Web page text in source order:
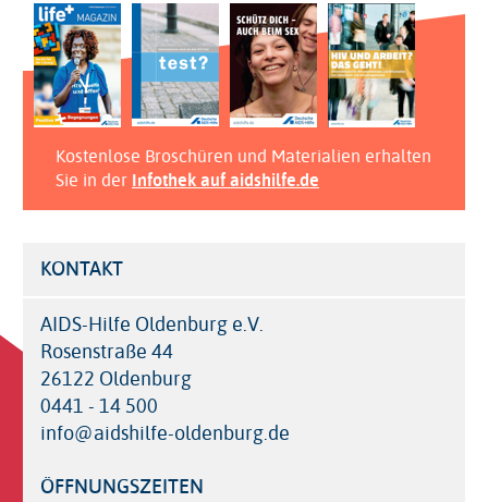
Kostenlose Broschüren und Materialien erhalten
Sie in der Infothek auf aidshilfe.de
KONTAKT
AIDS-Hilfe Oldenburg e.V.
Rosenstraße 44
26122 Oldenburg
0441 - 14 500
info@aidshilfe-oldenburg.de
ÖFFNUNGSZEITEN